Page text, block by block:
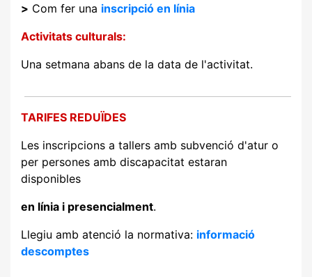
> Com fer una inscripció en línia
Activitats culturals:
Una setmana abans de la data de l'activitat.
TARIFES REDUÏDES
Les inscripcions a tallers amb subvenció d'atur o
per persones amb discapacitat estaran
disponibles
en línia i presencialment.
Llegiu amb atenció la normativa: informació
descomptes